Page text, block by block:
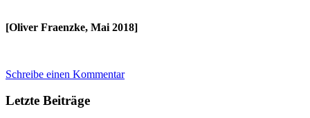
[Oliver Fraenzke, Mai 2018]
Schreibe einen Kommentar
Letzte Beiträge